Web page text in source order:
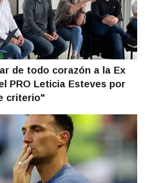
de todo corazón a la Ex
PRO Leticia Esteves por
criterio"